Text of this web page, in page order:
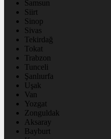
Samsun
Siirt
Sinop
Sivas
Tekirdağ
Tokat
Trabzon
Tunceli
Şanlıurfa
Uşak
Van
Yozgat
Zonguldak
Aksaray
Bayburt